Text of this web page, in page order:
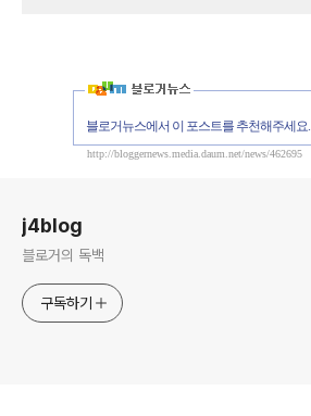
블로거뉴스에서 이 포스트를 추천해주세요.
http://bloggernews.media.daum.net/news/462695
j4blog
블로거의 독백
구독하기